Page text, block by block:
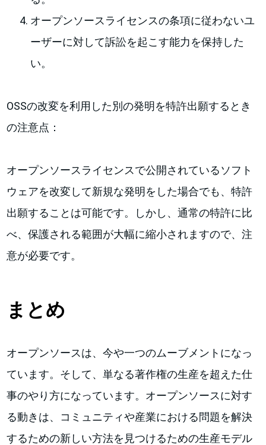
オープンソースライセンスの条項に従わないユ
ーザーに対して訴訟を起こす能力を保持した
い。
OSSの改変を利用した別の発明を特許出願するとき
の注意点：
オープンソースライセンスで公開されているソフト
ウェアを改変して新規な発明をした場合でも、特許
出願することは可能です。しかし、通常の特許に比
べ、保護される範囲が大幅に縮小されますので、注
意が必要です。
まとめ
オープンソースは、今や一つのムーブメントになっ
ています。そして、単なる著作権の生産を超えた仕
事のやり方になっています。オープンソースに対す
る動きは、コミュニティや産業における問題を解決
するための新しい方法を見つけるための生産モデル